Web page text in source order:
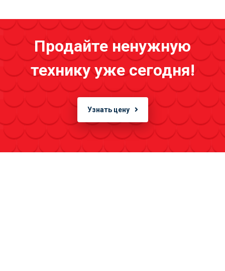
Продайте ненужную
технику уже сегодня!
Узнать цену